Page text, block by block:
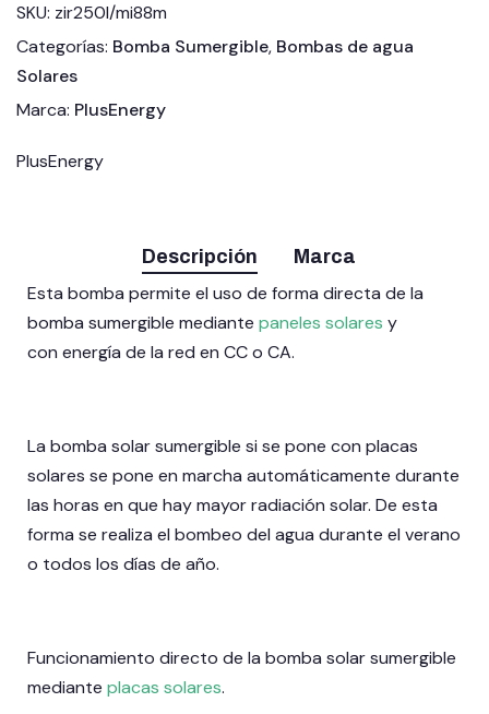
SKU: zir250l/mi88m
Categorías: Bomba Sumergible, Bombas de agua
Solares
Marca: PlusEnergy
PlusEnergy
Descripción Marca
Esta bomba permite el uso de forma directa de la
bomba sumergible mediante paneles solares y
con energía de la red en CC o CA.
La bomba solar sumergible si se pone con placas
solares se pone en marcha automáticamente durante
las horas en que hay mayor radiación solar. De esta
forma se realiza el bombeo del agua durante el verano
o todos los días de año.
Funcionamiento directo de la bomba solar sumergible
mediante placas solares.